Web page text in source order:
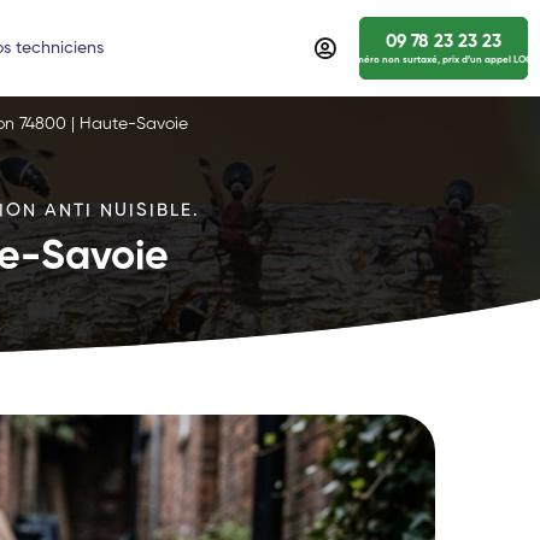
techniciens 09 78 23 23 23
numéro non surtaxé, prix d’un appel
74800 | Haute-Savoie
ANTI NUISIBLE.
Savoie